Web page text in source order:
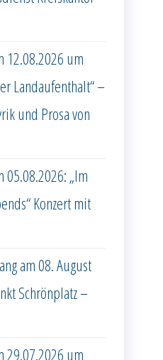
12.08.2026 um
Landaufenthalt“ –
und Prosa von
„Im
Konzert mit
am 08. August
Schrönplatz –
29.07.2026 um